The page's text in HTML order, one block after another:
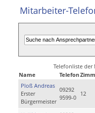
Mitarbeiter-
Telefonliste
Name
Telefon
Ploß Andreas
Erster
Bürgermeister
09292
9599-0
12